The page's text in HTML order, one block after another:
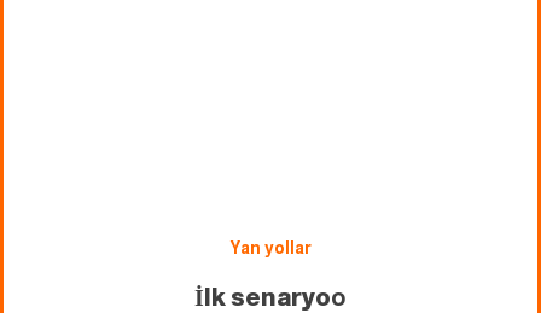
Yan yollar
İlk senaryoo